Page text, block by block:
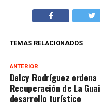
TEMAS RELACIONADOS
ANTERIOR
Delcy Rodríguez
Recuperación de La
desarrollo turístico